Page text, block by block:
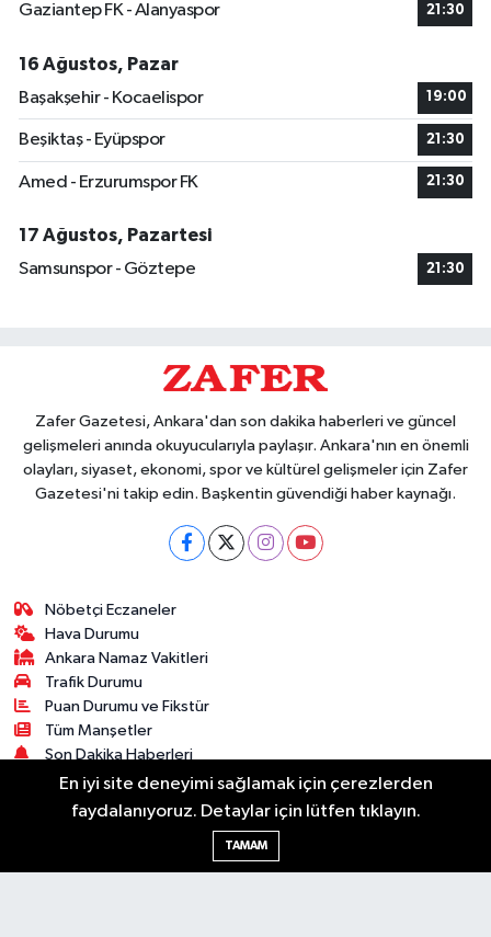
Gaziantep FK - Alanyaspor 21:30
16 Ağustos, Pazar
Başakşehir - Kocaelispor
19:00
Beşiktaş - Eyüpspor 21:30
Amed - Erzurumspor FK 21:30
17 Ağustos, Pazartesi
Samsunspor - Göztepe
21:30
Zafer Gazetesi, Ankara'dan son dakika haberleri ve güncel
gelişmeleri anında okuyucularıyla paylaşır. Ankara'nın en önemli
olayları, siyaset, ekonomi, spor ve kültürel gelişmeler için Zafer
Gazetesi'ni takip edin. Başkentin güvendiği haber kaynağı.
Nöbetçi Eczaneler
Hava Durumu
Ankara Namaz Vakitleri
Trafik Durumu
Puan Durumu ve Fikstür
Tüm Manşetler
Son Dakika Haberleri
Haber Arşivi
Künye
Bilim & Teknoloji
En iyi site deneyimi sağlamak için çerezlerden
faydalanıyoruz. Detaylar için lütfen tıklayın.
TAMAM